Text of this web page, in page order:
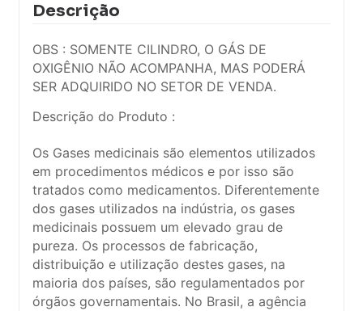
Descrição
OBS : SOMENTE CILINDRO, O GÁS DE
OXIGÊNIO NÃO ACOMPANHA, MAS PODERÁ
SER ADQUIRIDO NO SETOR DE VENDA.
Descrição do Produto :
Os Gases medicinais são elementos utilizados
em procedimentos médicos e por isso são
tratados como medicamentos. Diferentemente
dos gases utilizados na indústria, os gases
medicinais possuem um elevado grau de
pureza. Os processos de fabricação,
distribuição e utilização destes gases, na
maioria dos países, são regulamentados por
órgãos governamentais. No Brasil, a agência